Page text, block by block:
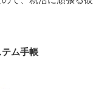
ム手帳